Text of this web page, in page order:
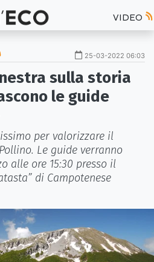
VIDEO
25-03-2022 06:03
sulla storia
le guide
per valorizzare il
Le guide verranno
alle ore 15:30 presso il
di Campotenese